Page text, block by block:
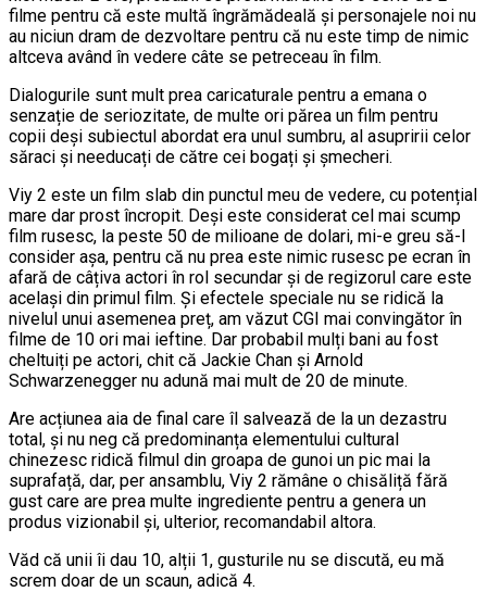
filme pentru că este multă îngrămădeală și personajele noi nu
au niciun dram de dezvoltare pentru că nu este timp de nimic
altceva având în vedere câte se petreceau în film.
Dialogurile sunt mult prea caricaturale pentru a emana o
senzație de seriozitate, de multe ori părea un film pentru
copii deși subiectul abordat era unul sumbru, al asupririi celor
săraci și needucați de către cei bogați și șmecheri.
Viy 2 este un film slab din punctul meu de vedere, cu potențial
mare dar prost încropit. Deși este considerat cel mai scump
film rusesc, la peste 50 de milioane de dolari, mi-e greu să-l
consider așa, pentru că nu prea este nimic rusesc pe ecran în
afară de câțiva actori în rol secundar și de regizorul care este
același din primul film. Și efectele speciale nu se ridică la
nivelul unui asemenea preț, am văzut CGI mai convingător în
filme de 10 ori mai ieftine. Dar probabil mulți bani au fost
cheltuiți pe actori, chit că Jackie Chan și Arnold
Schwarzenegger nu adună mai mult de 20 de minute.
Are acțiunea aia de final care îl salvează de la un dezastru
total, și nu neg că predominanța elementului cultural
chinezesc ridică filmul din groapa de gunoi un pic mai la
suprafață, dar, per ansamblu, Viy 2 rămâne o chisăliță fără
gust care are prea multe ingrediente pentru a genera un
produs vizionabil și, ulterior, recomandabil altora.
Văd că unii îi dau 10, alții 1, gusturile nu se discută, eu mă
screm doar de un scaun, adică 4.